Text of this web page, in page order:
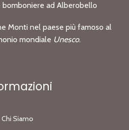
bomboniere ad Alberobello
Monti nel paese più famoso al
mondiale Unesco.
Chi Siamo